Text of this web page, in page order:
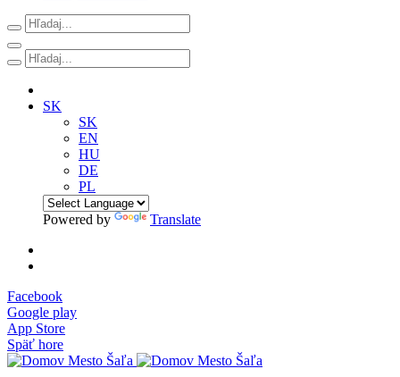
SK
SK
EN
HU
DE
PL
Powered by Translate
Facebook
Google play
App Store
Späť hore